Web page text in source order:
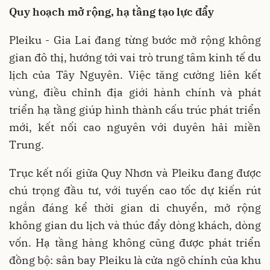
Quy hoạch mở rộng, hạ tầng tạo lực đẩy
Pleiku - Gia Lai đang từng bước mở rộng không
gian đô thị, hướng tới vai trò trung tâm kinh tế du
lịch của Tây Nguyên. Việc tăng cường liên kết
vùng, điều chỉnh địa giới hành chính và phát
triển hạ tầng giúp hình thành cấu trúc phát triển
mới, kết nối cao nguyên với duyên hải miền
Trung.
Trục kết nối giữa Quy Nhơn và Pleiku đang được
chú trọng đầu tư, với tuyến cao tốc dự kiến rút
ngắn đáng kể thời gian di chuyển, mở rộng
không gian du lịch và thúc đẩy dòng khách, dòng
vốn. Hạ tầng hàng không cũng được phát triển
đồng bộ: sân bay Pleiku là cửa ngõ chính của khu